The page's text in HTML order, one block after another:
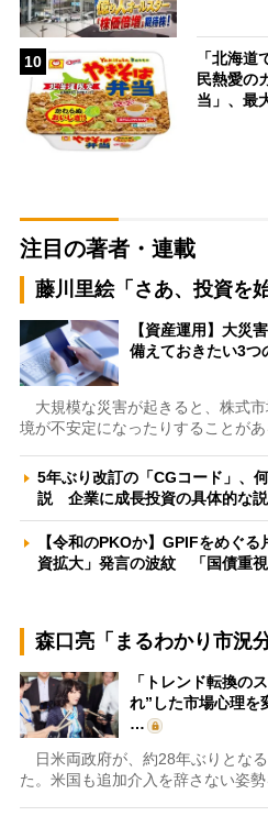
10
「北海
民熱愛の
当」、最
注目の著者・連載
藤川里絵「さあ、投資を
【資産運用】大災
備えておきたい3
大規模な災害が起きると、株式
境が不安定になったりすることが
5年ぶり改訂の「CGコード」、
説 企業に成長投資の具体的な
【令和のPKOか】GPIFをめぐ
資拡大」発言の波紋 「国債重
森口亮「まるわかり市況分
「トレンド転換の
れ”した市場心理を
…
日米両政府が、約28年ぶりとな
た。米国も追加介入を辞さない姿